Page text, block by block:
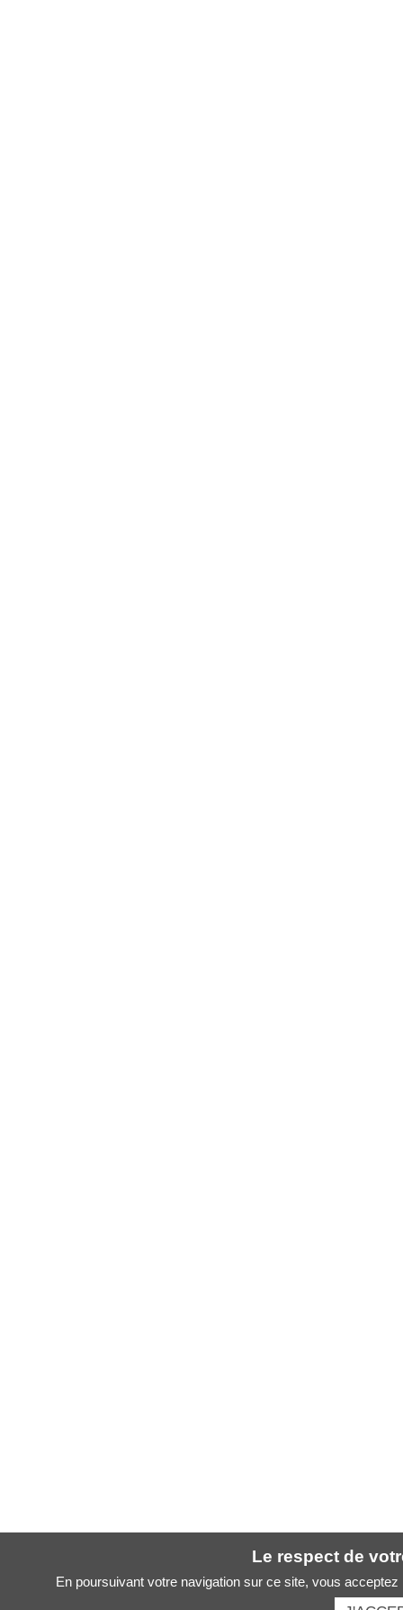
Le respect de
En poursuivant votre navigation sur ce site, vous